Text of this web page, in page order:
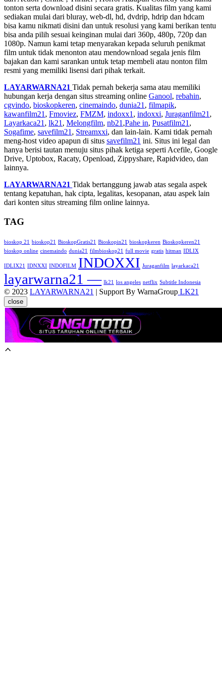
tonton serta download disini secara gratis. Kualitas film yang kami
sediakan mulai dari bluray, web-dl, hd, dvdrip, hdrip dan hdcam
bisa kamu nikmati disini dan untuk resolusi yang kami berikan tentu
bisa anda pilih sesuai keinginan mulai dari 360p, 480p, 720p dan
1080p. Namun kami tetap menyarakan kepada seluruh penikmat
film untuk tidak menonton atau mendownload segala jenis film
bajakan dan kami sarankan untuk tetap membeli atau nonton film
resmi yang memiliki lisensi dari pihak terkait.
LAYARWARNA21 Tidak pernah bekerja sama atau memiliki
hubungan kerja dengan situs streaming online Ganool, rebahin,
cgvindo, bioskopkeren, cinemaindo, dunia21, filmapik,
kawanfilm21, Fmoviez, FMZM, indoxx1, indoxxi, Juraganfilm21,
Layarkaca21, lk21, Melongfilm, nb21,Pahe in, Pusatfilm21,
Sogafime, savefilm21, Streamxxi, dan lain-lain. Kami tidak pernah
meng-host video apapun di situs savefilm21 ini. Situs ini legal dan
hanya berisi tautan menuju situs pihak ketiga seperti Acefile, Google
Drive, Uptobox, Racaty, Openload, Zippyshare, Rapidvideo, dan
lainnya.
LAYARWARNA21 Tidak bertanggung jawab atas segala aspek
tentang kepatuhan, hak cipta, legalitas, kesopanan, atau aspek lain
dari konten situs streaming film online lainnya.
TAG
bioskop 21 bioskop21 BioskopGratis21 Bioskopin21 bioskopkeren Bioskopkeren21
bioskop online cinemaindo dunia21 filmbioskop21 full movie gratis hitman IDLIX
IDLIX21 IDNXXI INDOFILM INDOXXI Juraganfilm layarkaca21
layarwarna21 — lk21 los angeles netflix Subtitle Indonesia
© 2023 LAYARWARNA21 | Support By WarnaGroup LK21
close